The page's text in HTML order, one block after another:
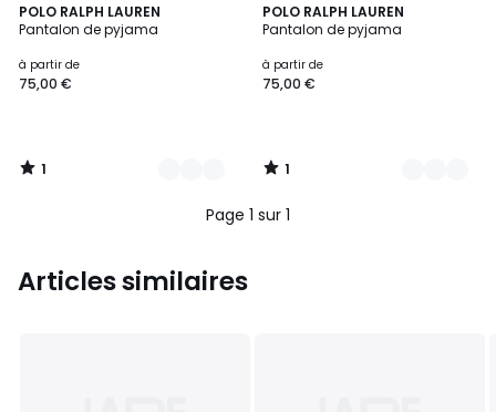
POLO RALPH LAUREN
Pantalon de pyjama
à partir de
75,00 €
1
/
3
Couleurs
1
/
POLO RALPH LAUREN
Pantalon de pyjama
à partir de
75,00 €
1
/
5
Couleurs
1
/
Page 1 sur 1
Articles similaires